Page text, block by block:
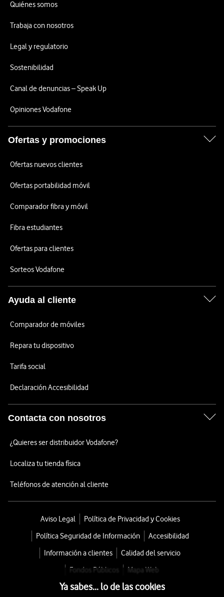
Quiénes somos
Trabaja con nosotros
Legal y regulatorio
Sostenibilidad
Canal de denuncias – Speak Up
Opiniones Vodafone
Ofertas y promociones
Ofertas nuevos clientes
Ofertas portabilidad móvil
Comparador fibra y móvil
Fibra estudiantes
Ofertas para clientes
Sorteos Vodafone
Ayuda al cliente
Comparador de móviles
Repara tu dispositivo
Tarifa social
Declaración Accesibilidad
Contacta con nosotros
¿Quieres ser distribuidor Vodafone?
Localiza tu tienda física
Teléfonos de atención al cliente
Aviso Legal
Política de Privacidad y Cookies
Política Seguridad de Información
Accesibilidad
Información a clientes
Calidad del servicio
Fondos Públicos
Mapa Web
Ya sabes... lo de las cookies